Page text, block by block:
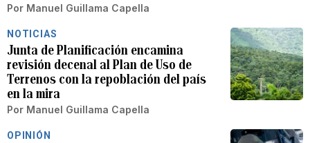
Por Manuel Guillama Capella
NOTICIAS
Junta de Planificación encamina
revisión decenal al Plan de Uso de
Terrenos con la repoblación del país
en la mira
Por Manuel Guillama Capella
OPINIÓN